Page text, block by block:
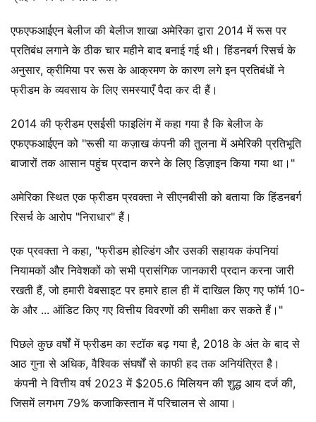
एफएफआईएन बेलीज की बेलीज शाखा अमेरिका द्वारा 2014 में रूस पर
प्रतिबंध लगाने के ठीक चार महीने बाद बनाई गई थी। हिंडनबर्ग रिसर्च के
अनुसार, क्रीमिया पर रूस के आक्रमण के कारण लगे इन प्रतिबंधों ने
फ्रीडम के व्यवसाय के लिए समस्याएँ पैदा कर दी हैं।
2014 की फ्रीडम एसईसी फाइलिंग में कहा गया है कि बेलीज के
एफएफआईएन को "रूसी या कज़ाख कंपनी की तुलना में अमेरिकी प्रतिभूति
बाजारों तक आसान पहुंच प्रदान करने के लिए डिज़ाइन किया गया था।"
अमेरिका स्थित एक फ्रीडम प्रवक्ता ने सीएनबीसी को बताया कि हिंडनबर्ग
रिसर्च के आरोप "निराधार" हैं।
एक प्रवक्ता ने कहा, "फ्रीडम होल्डिंग और उसकी सहायक कंपनियां
नियामकों और निवेशकों को सभी प्रासंगिक जानकारी प्रदान करना जारी
रखती हैं, जो हमारी वेबसाइट पर हमारे हाल ही में दाखिल किए गए फॉर्म 10-
के और ... ऑडिट किए गए वित्तीय विवरणों की समीक्षा कर सकते हैं।"
पिछले कुछ वर्षों में फ्रीडम का स्टॉक बढ़ गया है, 2018 के अंत के बाद से
आठ गुना से अधिक, वैश्विक संघर्षों से काफी हद तक अनियंत्रित है।
कंपनी ने वित्तीय वर्ष 2023 में $205.6 मिलियन की शुद्ध आय दर्ज की,
जिसमें लगभग 79% कजाकिस्तान में परिचालन से आया।